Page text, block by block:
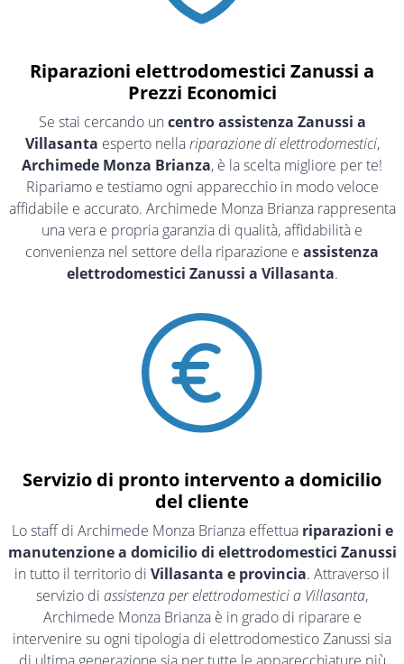
Riparazioni elettrodomestici Zanussi a
Prezzi Economici
Se stai cercando un centro assistenza Zanussi a
Villasanta esperto nellariparazione di elettrodomestici,
Archimede Monza Brianza, è la scelta migliore per te!
Ripariamo e testiamo ogni apparecchio in modo veloce
affidabile e accurato. Archimede Monza Brianza rappresenta
una vera e propria garanzia di qualità, affidabilità e
convenienza nel settore della riparazione e assistenza
elettrodomestici Zanussi a Villasanta.
Servizio di pronto intervento a domicilio
del cliente
Lo staff di Archimede Monza Brianza effettua riparazioni e
manutenzione a domicilio di elettrodomestici Zanussi
in tutto il territorio di Villasanta e provincia. Attraverso il
servizio di assistenza per elettrodomestici a Villasanta,
Archimede Monza Brianza è in grado di riparare e
intervenire su ogni tipologia di elettrodomestico Zanussi sia